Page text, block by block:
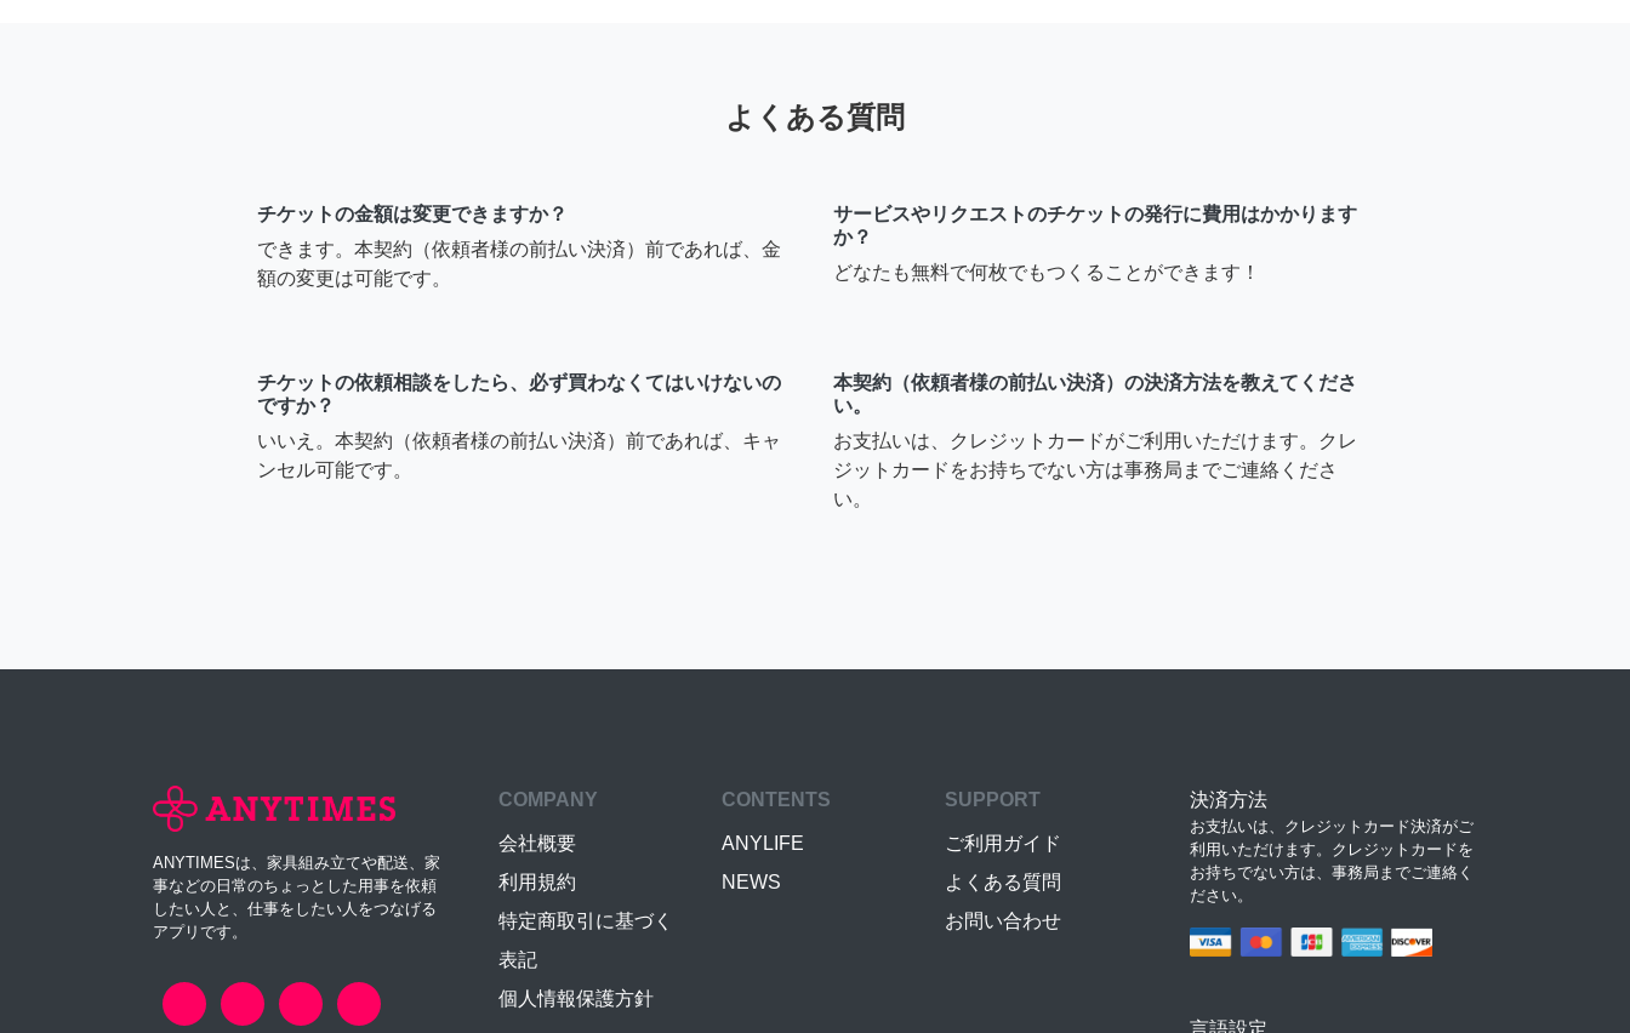
よくある質問
チケットの金額は変更できますか？
できます。本契約（依頼者様の前払い決済）前であれば、金
額の変更は可能です。
サービスやリクエストのチケットの発行に費用はかかります
か？
どなたも無料で何枚でもつくることができます！
チケットの依頼相談をしたら、必ず買わなくてはいけないの
ですか？
いいえ。本契約（依頼者様の前払い決済）前であれば、キャ
ンセル可能です。
本契約（依頼者様の前払い決済）の決済方法を教えてくださ
い。
お支払いは、クレジットカードがご利用いただけます。クレ
ジットカードをお持ちでない方は事務局までご連絡くださ
い。
ANYTIMESは、家具組み立てや配送、家
事などの日常のちょっとした用事を依頼
したい人と、仕事をしたい人をつなげる
アプリです。
COMPANY
会社概要
利用規約
特定商取引に基づく
表記
個人情報保護方針
CONTENTS
ANYLIFE
NEWS
SUPPORT
ご利用ガイド
よくある質問
お問い合わせ
決済方法
お支払いは、クレジットカード決済がご
利用いただけます。クレジットカードを
お持ちでない方は、事務局までご連絡く
ださい。
言語設定